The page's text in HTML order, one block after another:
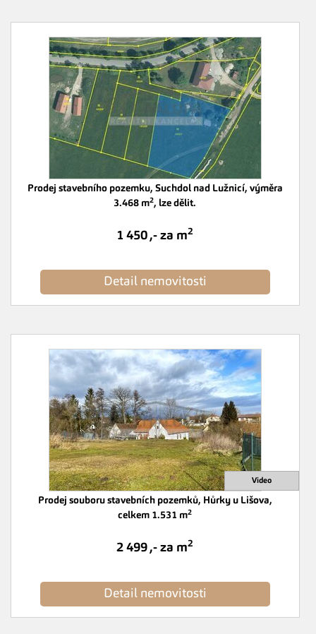
Prodej stavebního pozemku, Suchdol nad Lužnicí, výměra
3.468 m2, lze dělit.
Detail nemovitosti
1 450 ,- za m2
Prodej souboru stavebních pozemků, Hůrky u Lišova,
celkem 1.531 m2
Detail nemovitosti
2 499 ,- za m2